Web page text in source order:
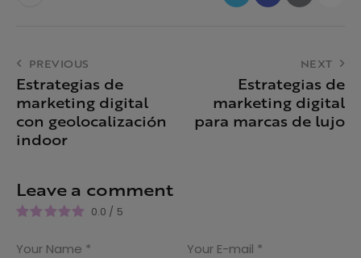
PREVIOUS
Estrategias de
marketing digital
con geolocalización
indoor
NEXT
Estrategias de
marketing digital
para marcas de lujo
Leave a comment
0.0 / 5